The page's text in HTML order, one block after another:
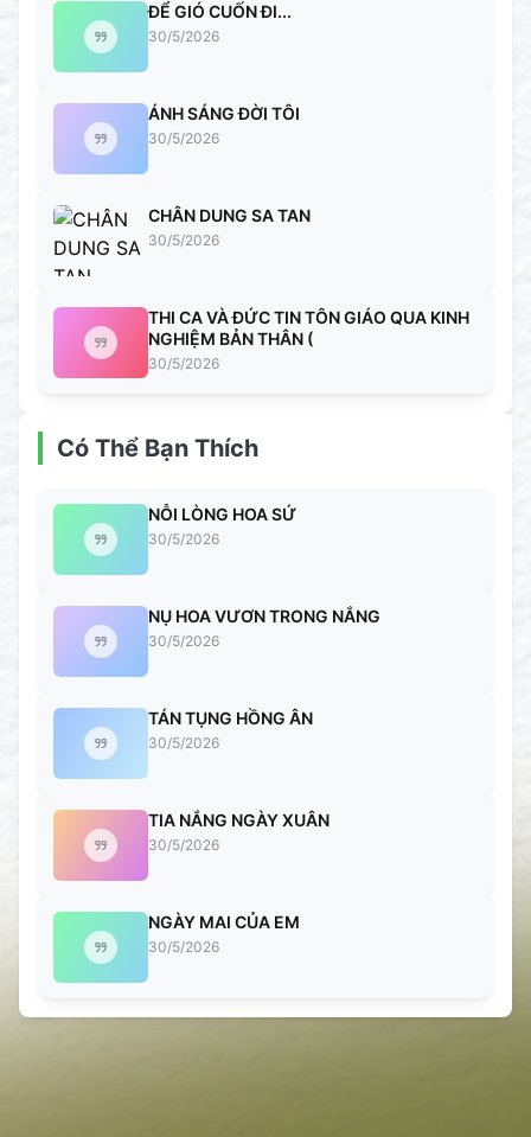
ĐỂ GIÓ CUỐN ĐI...
30/5/2026
ÁNH SÁNG ĐỜI TÔI
30/5/2026
CHÂN DUNG SA TAN
30/5/2026
THI CA VÀ ĐỨC TIN TÔN GIÁO QUA KINH
NGHIỆM BẢN THÂN (
30/5/2026
Có Thể Bạn Thích
NỖI LÒNG HOA SỨ
30/5/2026
NỤ HOA VƯƠN TRONG NẮNG
30/5/2026
TÁN TỤNG HỒNG ÂN
30/5/2026
TIA NẮNG NGÀY XUÂN
30/5/2026
NGÀY MAI CỦA EM
30/5/2026